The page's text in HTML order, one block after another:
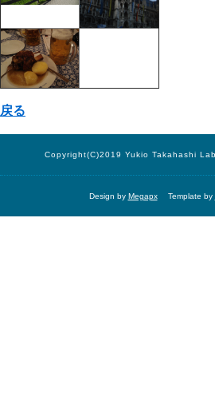
戻る
Copyright(C)2019 Yukio Takahashi
Design by Megapx Template by